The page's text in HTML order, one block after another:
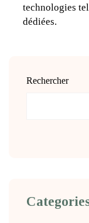
technologies
dédiées.
Rechercher